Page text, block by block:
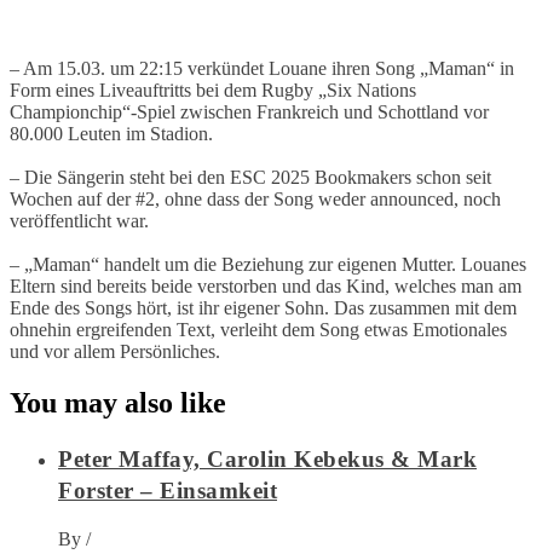
– Am 15.03. um 22:15 verkündet Louane ihren Song „Maman“ in
Form eines Liveauftritts bei dem Rugby „Six Nations
Championchip“-Spiel zwischen Frankreich und Schottland vor
80.000 Leuten im Stadion.
– Die Sängerin steht bei den ESC 2025 Bookmakers schon seit
Wochen auf der #2, ohne dass der Song weder announced, noch
veröffentlicht war.
– „Maman“ handelt um die Beziehung zur eigenen Mutter. Louanes
Eltern sind bereits beide verstorben und das Kind, welches man am
Ende des Songs hört, ist ihr eigener Sohn. Das zusammen mit dem
ohnehin ergreifenden Text, verleiht dem Song etwas Emotionales
und vor allem Persönliches.
You may also like
Peter Maffay, Carolin Kebekus & Mark
Forster – Einsamkeit
By /